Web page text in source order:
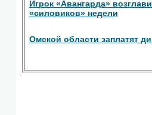
Игрок «Авангарда»
«силовиков» недели
Омской области заплатят